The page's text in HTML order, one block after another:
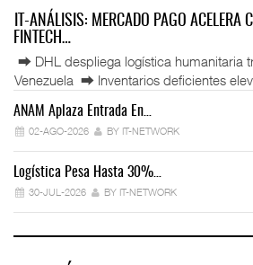
IT-ANÁLISIS: MERCADO PAGO ACELERA
FINTECH…
⮕ DHL despliega logística humanitaria
Venezuela ⮕ Inventarios deficientes elev
ANAM Aplaza Entrada En…
02-AGO-2026 BY IT-NETWORK
Logística Pesa Hasta 30%…
30-JUL-2026 BY IT-NETWORK